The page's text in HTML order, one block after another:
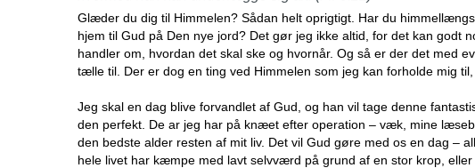
Glæder du dig til Himmelen? Sådan helt oprigtigt. Har du
hjem til Gud på Den nye jord? Det gør jeg ikke altid, for det kan
handler om, hvordan det skal ske og hvornår. Og så er der det med
tælle til. Der er dog en ting ved Himmelen som jeg kan forholde mig
Jeg skal en dag blive forvandlet af Gud, og han vil tage denne
den perfekt. De ar jeg har på knæet efter operation – væk, mine
den bedste alder resten af mit liv. Det vil Gud gøre med os en dag –
hele livet har kæmpe med lavt selvværd på grund af en stor krop,